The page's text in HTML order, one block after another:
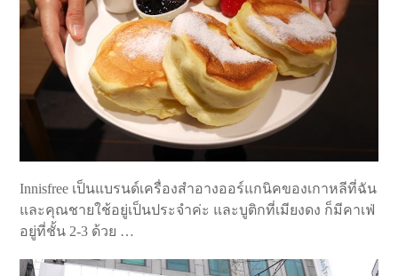
Innisfree เป็นแบรนด์เครื่องสำอางออร์แกนิคของเกาหลีที่ฉัน
และคุณชายใช้อยู่เป็นประจำค่ะ และบูติกที่เมียงดง ก็มีคาเฟ่
อยู่ที่ชั้น 2-3 ด้วย …